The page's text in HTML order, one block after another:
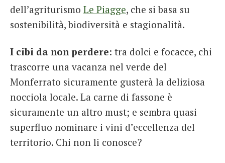
dell’agriturismo Le Piagge, che si basa su
sostenibilità, biodiversità e stagionalità.
I cibi da non perdere: tra dolci e focacce, chi
trascorre una vacanza nel verde del
Monferrato sicuramente gusterà la deliziosa
nocciola locale. La carne di fassone è
sicuramente un altro must; e sembra quasi
superfluo nominare i vini d’eccellenza del
territorio. Chi non li conosce?